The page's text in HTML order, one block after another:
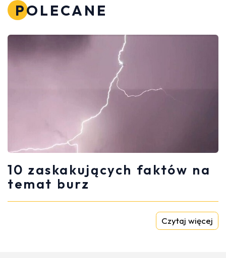
POLECANE
10 zaskakujących faktów na
temat burz
Czytaj więcej